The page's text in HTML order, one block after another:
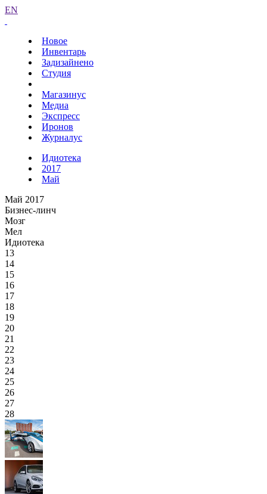
EN
Новое
Инвентарь
Задизайнено
Студия
Магазинус
Медиа
Экспресс
Иронов
Журналус
Идиотека
2017
Май
Май 2017
Бизнес-линч
Мозг
Мел
Идиотека
13
14
15
16
17
18
19
20
21
22
23
24
25
26
27
28